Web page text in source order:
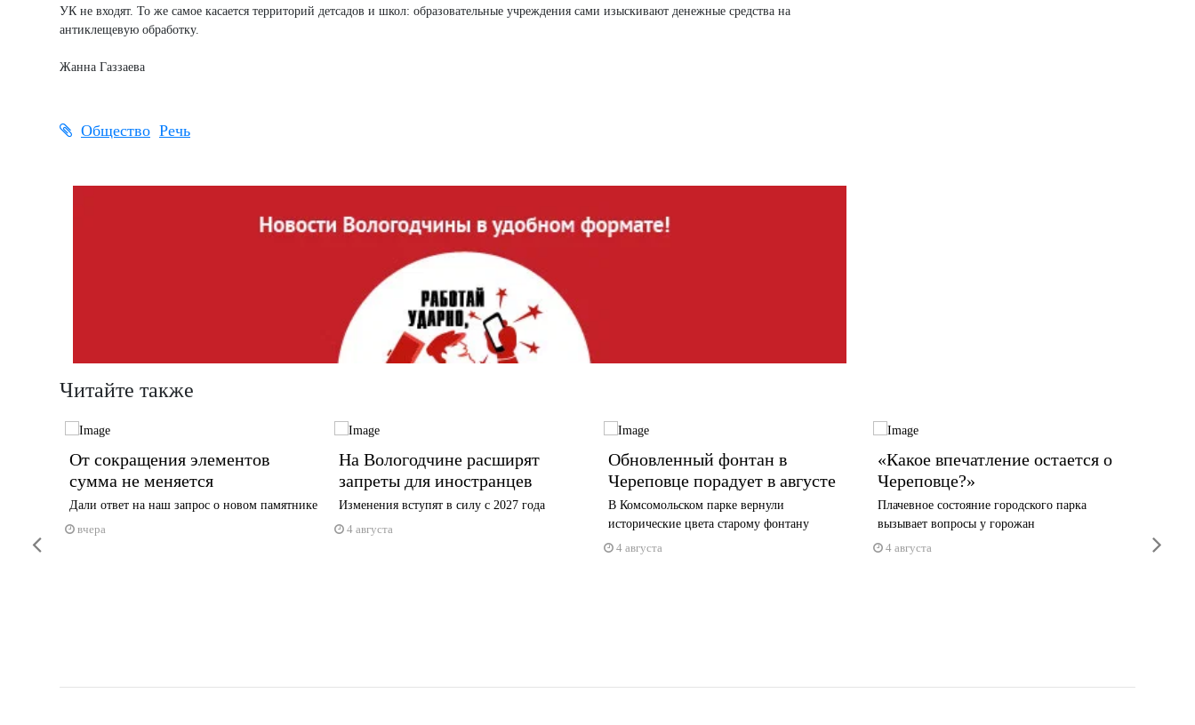
УК не входят. То же самое касается территорий детсадов и школ: образовательные учреждения сами изыскивают денежные средства на
антиклещевую обработку.
Жанна Газзаева
Общество Речь
Читайте также
От сокращения элементов
сумма не меняется
Дали ответ на наш запрос о новом памятнике
вчера
На Вологодчине расширят
запреты для иностранцев
Изменения вступят в силу с 2027 года
4 августа
Обновленный фонтан в
Череповце порадует в августе
В Комсомольском парке вернули
исторические цвета старому фонтану
4 августа
«Какое впечатление остается о
Череповце?»
Плачевное состояние городского парка
вызывает вопросы у горожан
4 августа
4